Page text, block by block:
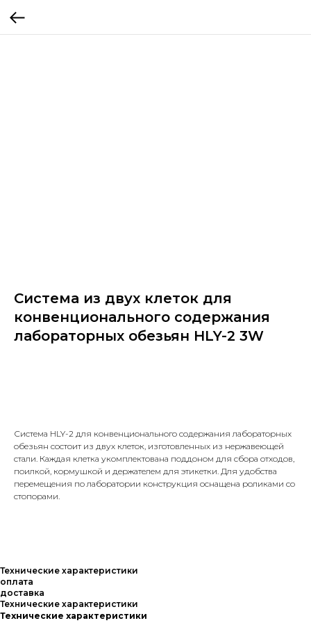
Система из двух клеток для
конвенционального содержания
лабораторных обезьян HLY-2 3W
Система HLY-2 для конвенционального содержания лабораторных
обезьян состоит из двух клеток, изготовленных из нержавеющей
стали. Каждая клетка укомплектована поддоном для сбора отходов,
поилкой, кормушкой и держателем для этикетки. Для удобства
перемещения по лаборатории конструкция оснащена роликами со
стопорами.
Технические характеристики
оплата
доставка
Технические характеристики
Технические характеристики